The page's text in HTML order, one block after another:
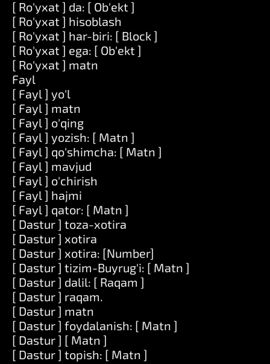
[ Ro'yxat ] da: [ Ob'ekt ]
[ Ro'yxat ] hisoblash
[ Ro'yxat ] har-biri: [ Block ]
[ Ro'yxat ] ega: [ Ob'ekt ]
[ Ro'yxat ] matn
Fayl
[ Fayl ] yo'l
[ Fayl ] matn
[ Fayl ] o'qing
[ Fayl ] yozish: [ Matn ]
[ Fayl ] qo'shimcha: [ Matn ]
[ Fayl ] mavjud
[ Fayl ] o'chirish
[ Fayl ] hajmi
[ Fayl ] qator: [ Matn ]
[ Dastur ] toza-xotira
[ Dastur ] xotira
[ Dastur ] xotira: [Number]
[ Dastur ] tizim-Buyrug'i: [ Matn ]
[ Dastur ] dalil: [ Raqam ]
[ Dastur ] raqam.
[ Dastur ] matn
[ Dastur ] foydalanish: [ Matn ]
[ Dastur ] [ Matn ]
[ Dastur ] topish: [ Matn ]